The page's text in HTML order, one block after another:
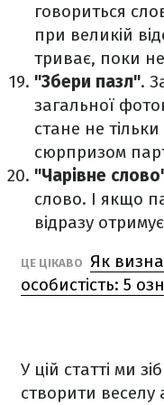
говориться
при великій
триває, поки
"Збери пазл".
загальної
стане не
сюрпризом
"Чарівне
слово. І якщо
відразу
ЦЕ ЦІКАВО Як
особистість: 5
У цій статті ми
створити веселу